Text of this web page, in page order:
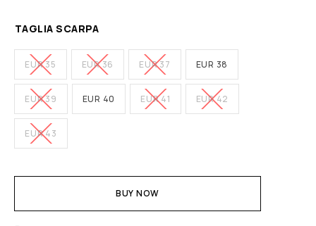
TAGLIA SCARPA
EUR 35 EUR 36 EUR 37 EUR 38
EUR 39 EUR 40 EUR 41 EUR 42
EUR 43
BUY NOW